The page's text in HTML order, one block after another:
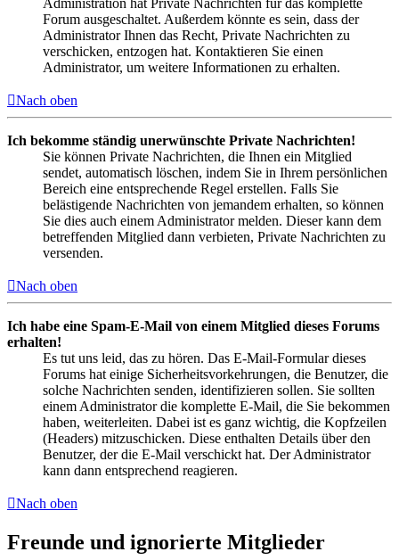
Administration hat Private Nachrichten für das komplette
Forum ausgeschaltet. Außerdem könnte es sein, dass der
Administrator Ihnen das Recht, Private Nachrichten zu
verschicken, entzogen hat. Kontaktieren Sie einen
Administrator, um weitere Informationen zu erhalten.
Nach oben
Ich bekomme ständig unerwünschte Private Nachrichten!
Sie können Private Nachrichten, die Ihnen ein Mitglied
sendet, automatisch löschen, indem Sie in Ihrem persönlichen
Bereich eine entsprechende Regel erstellen. Falls Sie
belästigende Nachrichten von jemandem erhalten, so können
Sie dies auch einem Administrator melden. Dieser kann dem
betreffenden Mitglied dann verbieten, Private Nachrichten zu
versenden.
Nach oben
Ich habe eine Spam-E-Mail von einem Mitglied dieses Forums
erhalten!
Es tut uns leid, das zu hören. Das E-Mail-Formular dieses
Forums hat einige Sicherheitsvorkehrungen, die Benutzer, die
solche Nachrichten senden, identifizieren sollen. Sie sollten
einem Administrator die komplette E-Mail, die Sie bekommen
haben, weiterleiten. Dabei ist es ganz wichtig, die Kopfzeilen
(Headers) mitzuschicken. Diese enthalten Details über den
Benutzer, der die E-Mail verschickt hat. Der Administrator
kann dann entsprechend reagieren.
Nach oben
Freunde und ignorierte Mitglieder